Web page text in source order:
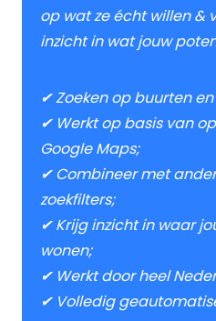
op wat ze écht willen &
inzicht in wat jouw
✔ Zoeken op buurten
✔ Werkt op basis van
Google Maps;
✔ Combineer met
zoekfilters;
✔ Krijg inzicht in waar
wonen;
✔ Werkt door heel
✔ Volledig